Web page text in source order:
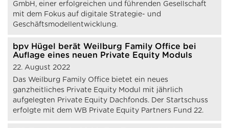
GmbH, einer erfolgreichen und führenden Gesellschaft
mit dem Fokus auf digitale Strategie- und
Geschäftsmodellentwicklung.
bpv Hügel berät Weilburg Family Office bei
Auflage eines neuen Private Equity Moduls
22. August 2022
Das Weilburg Family Office bietet ein neues
ganzheitliches Private Equity Modul mit jährlich
aufgelegten Private Equity Dachfonds. Der Startschuss
erfolgte mit dem WB Private Equity Partners Fund 22.